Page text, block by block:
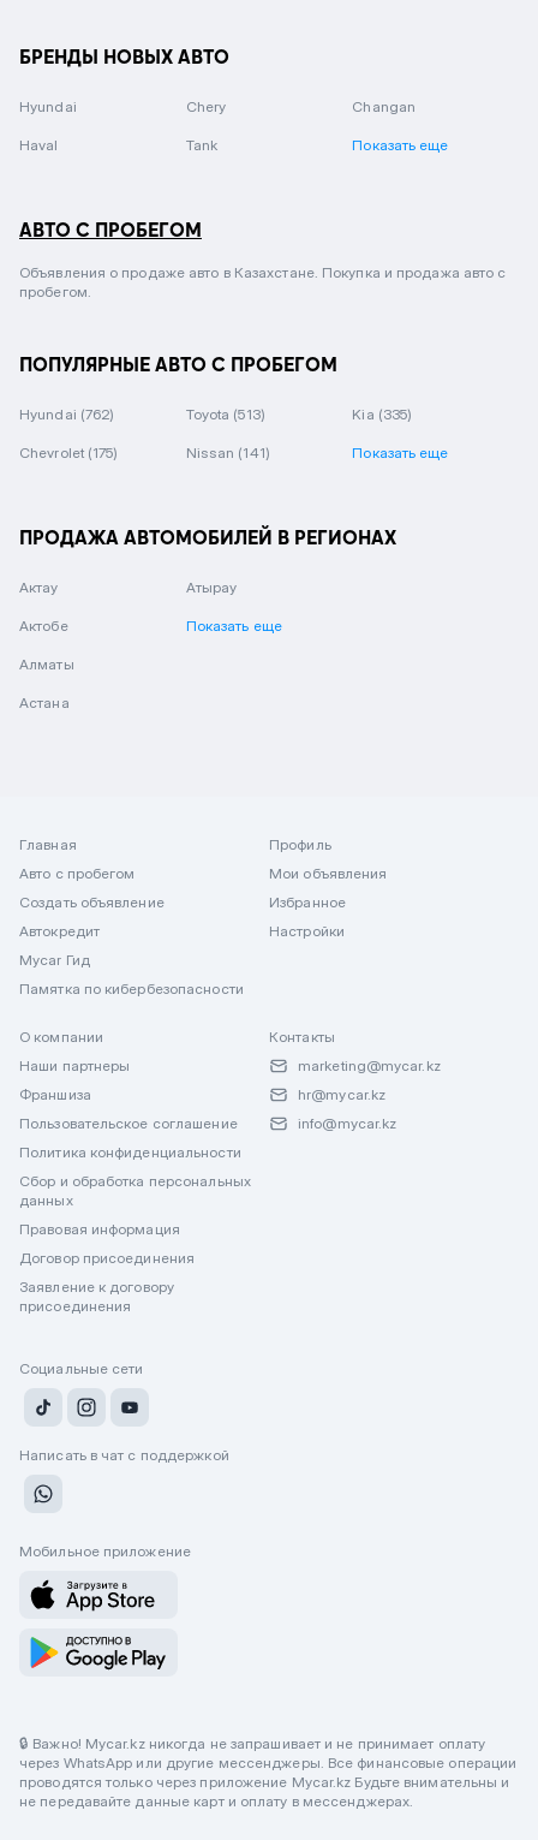
БРЕНДЫ НОВЫХ АВТО
Hyundai Chery Changan
Haval Tank Показать еще
АВТО С ПРОБЕГОМ
Объявления о продаже авто в Казахстане. Покупка и продажа авто с
пробегом.
ПОПУЛЯРНЫЕ АВТО С ПРОБЕГОМ
Hyundai (762) Toyota (513) Kia (335)
Chevrolet (175) Nissan (141) Показать еще
ПРОДАЖА АВТОМОБИЛЕЙ В РЕГИОНАХ
Актау
Актобе
Алматы
Астана
Атырау
Показать еще
Главная
Авто с пробегом
Создать объявление
Автокредит
Mycar Гид
Памятка по кибербезопасности
Профиль
Мои объявления
Избранное
Настройки
О компании
Наши партнеры
Франшиза
Пользовательское соглашение
Политика конфиденциальности
Сбор и обработка персональных
данных
Правовая информация
Договор присоединения
Заявление к договору
присоединения
Контакты
marketing@mycar.kz
hr@mycar.kz
info@mycar.kz
Социальные сети
Написать в чат с поддержкой
Мобильное приложение
🔒 Важно! Mycar.kz никогда не запрашивает и не принимает оплату
через WhatsApp или другие мессенджеры. Все финансовые операции
проводятся только через приложение Mycar.kz Будьте внимательны и
не передавайте данные карт и оплату в мессенджерах.